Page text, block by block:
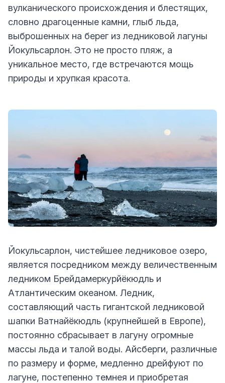
вулканического происхождения и блестящих,
словно драгоценные камни, глыб льда,
выброшенных на берег из ледниковой лагуны
Йокульсарлон. Это не просто пляж, а
уникальное место, где встречаются мощь
природы и хрупкая красота.
Йокульсарлон, чистейшее ледниковое озеро,
является посредником между величественным
ледником Брейдамеркурйёкюдль и
Атлантическим океаном. Ледник,
составляющий часть гигантской ледниковой
шапки Ватнайёкюдль (крупнейшей в Европе),
постоянно сбрасывает в лагуну огромные
массы льда и талой воды. Айсберги, различные
по размеру и форме, медленно дрейфуют по
лагуне, постепенно темнея и приобретая